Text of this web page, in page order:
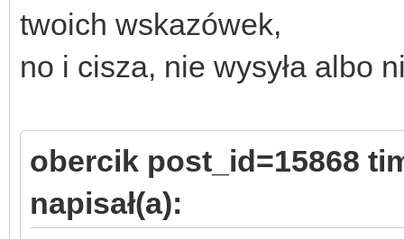
twoich wskazówek,
no i cisza, nie wysyła albo
obercik post_id=15868
napisał(a):